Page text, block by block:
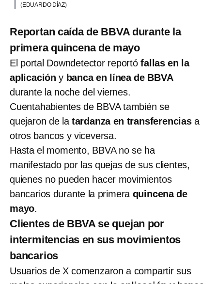
(EDUARDO DÍAZ)
Reportan caída de BBVA durante la
primera quincena de mayo
El portal Downdetector reportófallas en la
aplicación y banca en línea de BBVA
durante la noche del viernes.
Cuentahabientes de BBVA también se
quejaron de latardanza en transferenciasa
otros bancos y viceversa.
Hasta el momento, BBVA no se ha
manifestado por las quejas de sus clientes,
quienes no pueden hacer movimientos
bancarios durante la primera quincena de
mayo.
Clientes de BBVA se quejan por
intermitencias en sus movimientos
bancarios
Usuarios de X comenzaron a compartir sus